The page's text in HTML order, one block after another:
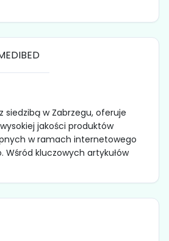
z siedzibą w Zabrzegu, oferuje
jakości produktów
w ramach internetowego
Wśród kluczowych artykułów